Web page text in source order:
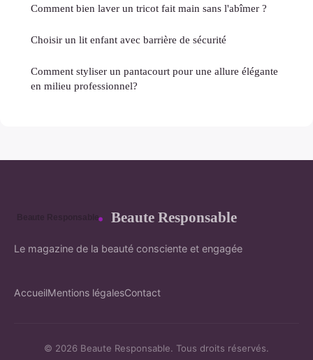
Comment bien laver un tricot fait main sans l'abîmer ?
Choisir un lit enfant avec barrière de sécurité
Comment styliser un pantacourt pour une allure élégante
en milieu professionnel?
Beaute Responsable
Le magazine de la beauté consciente et engagée
AccueilMentions légalesContact
© 2026 Beaute Responsable. Tous droits réservés.